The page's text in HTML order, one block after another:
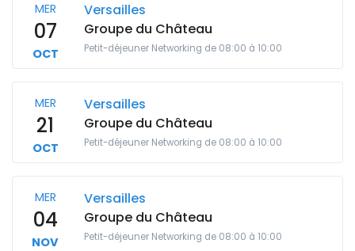
MER
07
OCT
Versailles
Groupe du Château
Petit-déjeuner Networking de 08:00 à 10:00
MER
21
OCT
Versailles
Groupe du Château
Petit-déjeuner Networking de 08:00 à 10:00
MER
04
NOV
Versailles
Groupe du Château
Petit-déjeuner Networking de 08:00 à 10:00